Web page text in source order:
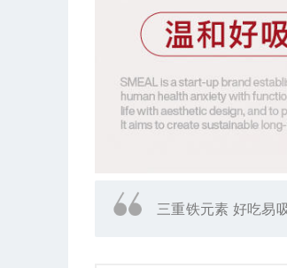
三重铁元素 好吃易